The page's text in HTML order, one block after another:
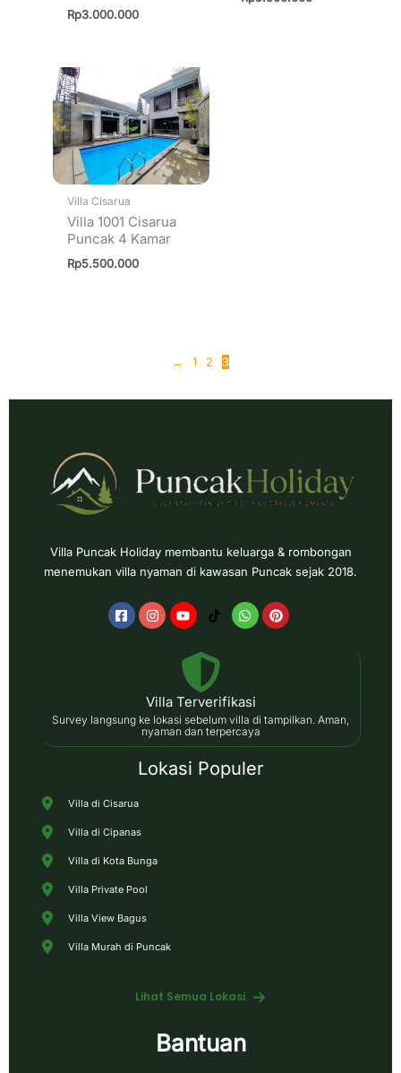
Rp3.000.000
Villa Cisarua
Villa 1001 Cisarua
Puncak 4 Kamar
Rp5.500.000
← 1 2 3
Villa Puncak Holiday membantu keluarga & rombongan
menemukan villa nyaman di kawasan Puncak sejak 2018.
Villa Terverifikasi
Survey langsung ke lokasi sebelum villa di tampilkan. Aman,
nyaman dan terpercaya
Lokasi Populer
Villa di Cisarua
Villa di Cipanas
Villa di Kota Bunga
Villa Private Pool
Villa View Bagus
Villa Murah di Puncak
Lihat Semua Lokasi
Bantuan